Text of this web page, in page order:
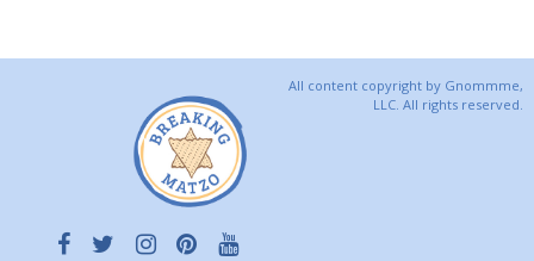
All content copyright by Gnommme,
LLC. All rights reserved.